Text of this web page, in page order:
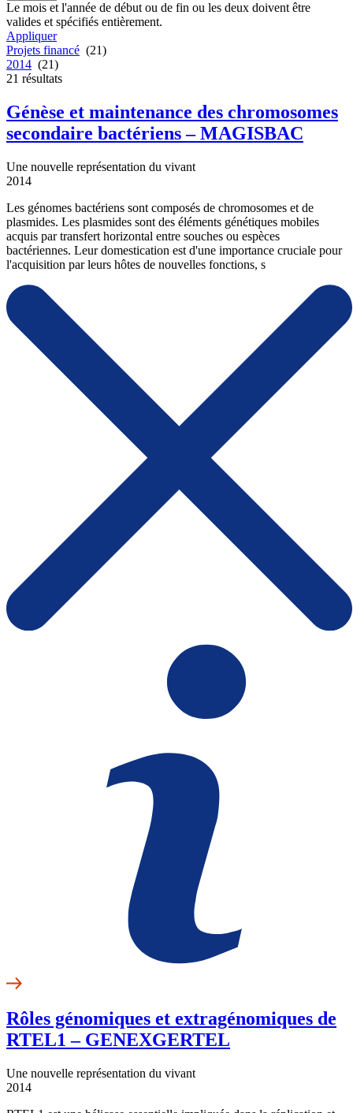
Le mois et l'année de début ou de fin ou les deux doivent être
valides et spécifiés entièrement.
Appliquer
Projets financé (21)
2014 (21)
21 résultats
Génèse et maintenance des chromosomes
secondaire bactériens – MAGISBAC
Une nouvelle représentation du vivant
2014
Les génomes bactériens sont composés de chromosomes et de
plasmides. Les plasmides sont des éléments génétiques mobiles
acquis par transfert horizontal entre souches ou espèces
bactériennes. Leur domestication est d'une importance cruciale pour
l'acquisition par leurs hôtes de nouvelles fonctions, s
Rôles génomiques et extragénomiques de
RTEL1 – GENEXGERTEL
Une nouvelle représentation du vivant
2014